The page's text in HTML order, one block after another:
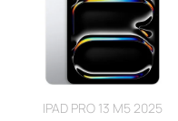
IPAD PRO 13 M5 2025